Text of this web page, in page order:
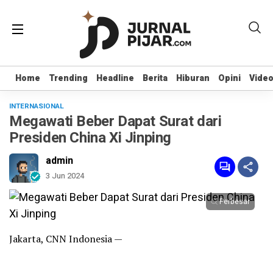
Home Trending Headline Berita Hiburan Opini Video
Home Trending Headline Berita Hiburan Opini Video
INTERNASIONAL
Megawati Beber Dapat Surat dari
Presiden China Xi Jinping
admin
3 Jun 2024
Perbesar
Jakarta, CNN Indonesia —